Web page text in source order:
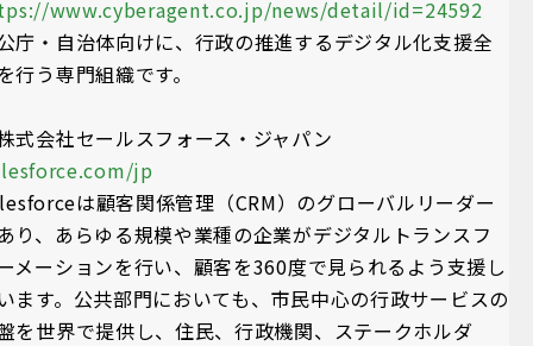
www.cyberagent.co.jp/news/detail/id=24592
庁・自治体向けに、行政の推進するデジタル化支援全
行う専門組織です。
式会社セールスフォース・ジャパン
jp
は顧客関係管理（CRM）のグローバルリーダー
り、あらゆる規模や業種の企業がデジタルトランスフ
メーションを行い、顧客を360度で見られるよう支援し
ます。公共部門においても、市民中心の行政サービスの
を世界で提供し、住民、行政機関、ステークホルダ